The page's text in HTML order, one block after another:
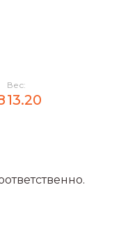
Вес:
13.20